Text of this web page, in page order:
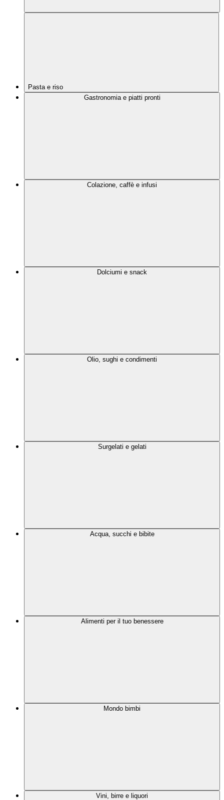
Pasta e riso
Gastronomia e piatti pronti
Colazione, caffè e infusi
Dolciumi e snack
Olio, sughi e condimenti
Surgelati e gelati
Acqua, succhi e bibite
Alimenti per il tuo benessere
Mondo bimbi
Vini, birre e liquori